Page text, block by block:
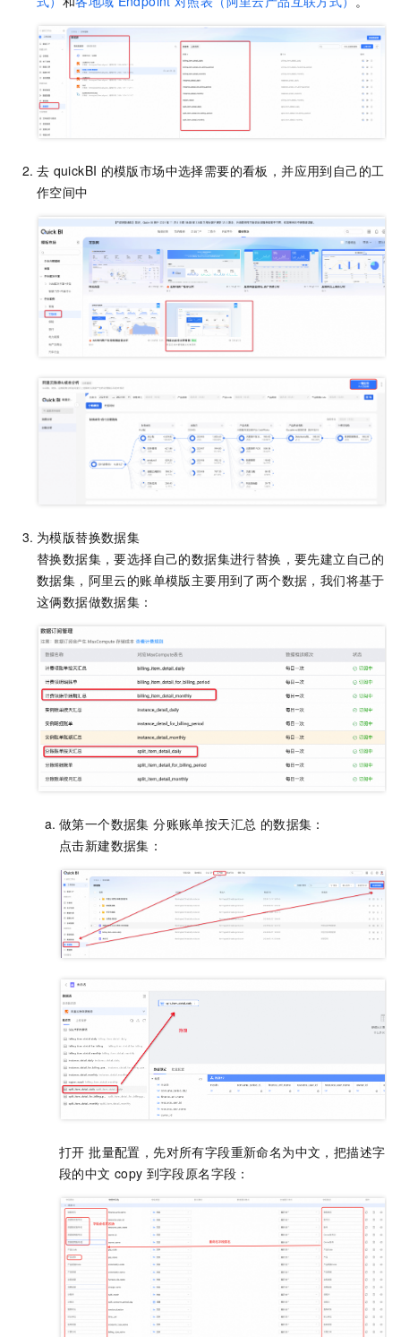
去 quickBI 的模版市场中选择需要的看板，并应用到自己的工
作空间中
为模版替换数据集
替换数据集，要选择自己的数据集进行替换，要先建立自己的
数据集，阿里云的账单模版主要用到了两个数据，我们将基于
这俩数据做数据集：
做第一个数据集 分账账单按天汇总 的数据集：
点击新建数据集：
打开 批量配置，先对所有字段重新命名为中文，把描述字
段的中文 copy 到字段原名字段：